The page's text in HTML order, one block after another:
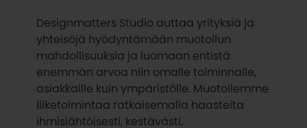
Designmatters Studio auttaa yrityksiä ja
yhteisöjä hyödyntämään muotoilun
mahdollisuuksia ja luomaan entistä
enemmän arvoa niin omalle toiminnalle,
asiakkaille kuin ympäristölle. Muotoilemme
liiketoimintaa ratkaisemalla haasteita
ihmislähtöisesti, kestävästi,